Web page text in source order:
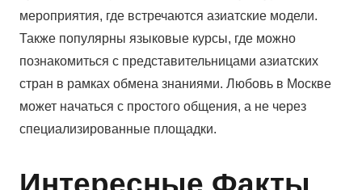
мероприятия, где встречаются азиатские модели.
Также популярны языковые курсы, где можно
познакомиться с представительницами азиатских
стран в рамках обмена знаниями. Любовь в Москве
может начаться с простого общения, а не через
специализированные площадки.